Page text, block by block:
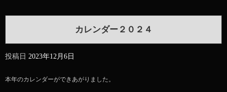
カレンダー２０２４
投稿日 2023年12月6日
本年のカレンダーができあがりました。